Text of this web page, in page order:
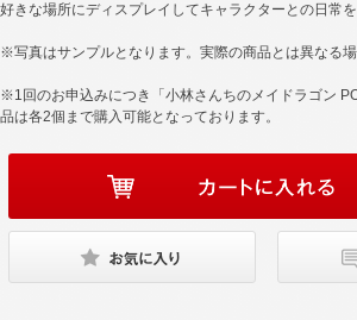
好きな場所にディスプレイしてキャラクターとの日常を
※写真はサンプルとなります。実際の商品とは異なる場
※1回のお申込みにつき「小林さんちのメイドラゴン
品は各2個まで購入可能となっております。